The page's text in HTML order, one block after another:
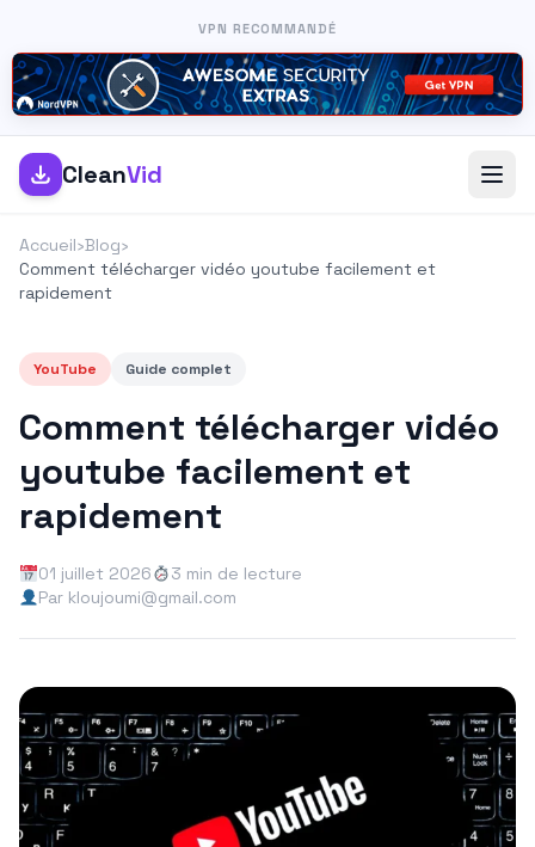
VPN RECOMMANDÉ
CleanVid
Accueil›Blog›
Comment télécharger vidéo youtube facilement et
rapidement
YouTube Guide complet
Comment télécharger vidéo
youtube facilement et
rapidement
01 juillet 2026
3 min de lecture
Par kloujoumi@gmail.com